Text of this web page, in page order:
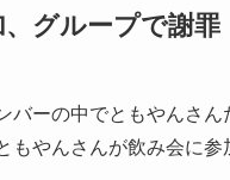
グループで謝罪
ーの中でともやんさ
もやんさんが飲み会に